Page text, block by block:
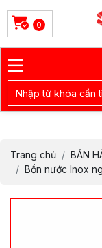
0
Trang chủ BÁN
Bồn nước Inox